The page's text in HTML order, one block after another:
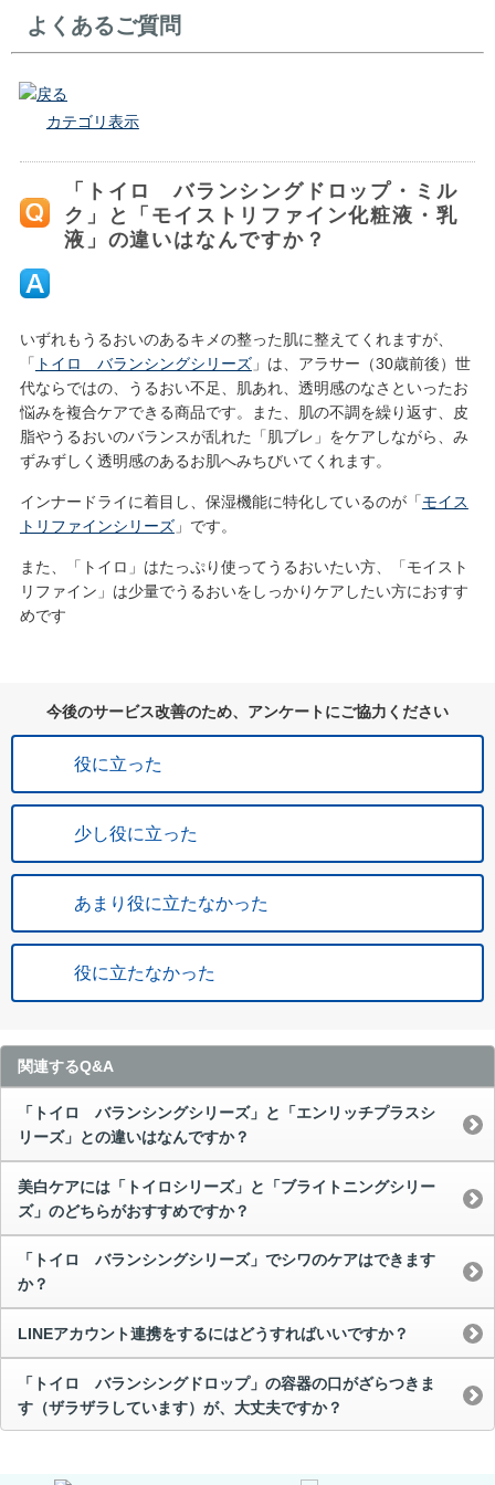
よくあるご質問
戻る
カテゴリ表示
「トイロ バランシングドロップ・ミル
ク」と「モイストリファイン化粧液・乳
液」の違いはなんですか？
いずれもうるおいのあるキメの整った肌に整えてくれますが、
「 トイロ バランシングシリーズ」は、アラサー（30歳前後）世
代ならではの、うるおい不足、肌あれ、透明感のなさといったお
悩みを複合ケアできる商品です。また、肌の不調を繰り返す、皮
脂やうるおいのバランスが乱れた「肌ブレ」をケアしながら、み
ずみずしく透明感のあるお肌へみちびいてくれます。
インナードライに着目し、保湿機能に特化しているのが「モイス
トリファインシリーズ」です。
また、「トイロ」はたっぷり使ってうるおいたい方、「モイスト
リファイン」は少量でうるおいをしっかりケアしたい方におすす
めです
今後のサービス改善のため、アンケートにご協力ください
役に立った
少し役に立った
あまり役に立たなかった
役に立たなかった
関連するQ&A
「トイロ バランシングシリーズ」と「エンリッチプラスシ
リーズ」との違いはなんですか？
美白ケアには「トイロシリーズ」と「ブライトニングシリー
ズ」のどちらがおすすめですか？
「トイロ バランシングシリーズ」でシワのケアはできます
か？
LINEアカウント連携をするにはどうすればいいですか？
「トイロ バランシングドロップ」の容器の口がざらつきま
す（ザラザラしています）が、大丈夫ですか？